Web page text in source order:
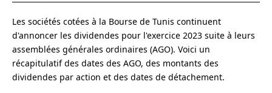
Les sociétés cotées à la Bourse de Tunis continuent
d'annoncer les dividendes pour l'exercice 2023 suite à leurs
assemblées générales ordinaires (AGO). Voici un
récapitulatif des dates des AGO, des montants des
dividendes par action et des dates de détachement.